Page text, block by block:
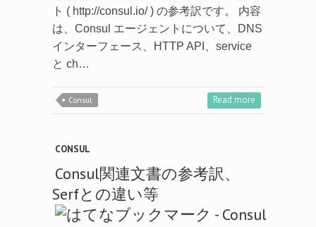
ト ( http://consul.io/ ) の参考訳です。 内容
は、Consul エージェントについて、DNS
インターフェース、HTTP API、service
と ch…
Consul Read more
CONSUL
Consul関連文書の参考訳、
Serfとの違い等